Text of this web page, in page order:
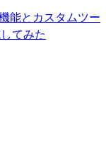
能とカスタムツー
てみた